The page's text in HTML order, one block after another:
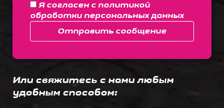
Я согласен с политикой
обработки персональных данных
Отправить сообщение
Или свяжитесь с нами любым
удобным способом: